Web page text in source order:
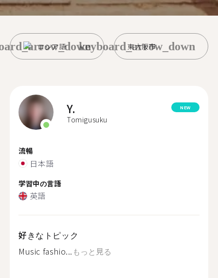
ロシア語 東大阪市
keyboard_arrow_down
Y.
Tomigusuku
NEW
流暢
日本語
学習中の言語
英語
好きなトピック
Music fashio... もっと見る